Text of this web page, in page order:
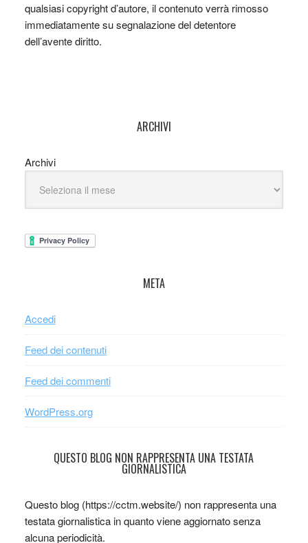
qualsiasi copyright d’autore, il contenuto verrà rimosso
immediatamente su segnalazione del detentore
dell’avente diritto.
ARCHIVI
Archivi
META
Accedi
Feed dei contenuti
Feed dei commenti
WordPress.org
QUESTO BLOG NON RAPPRESENTA UNA TESTATA
GIORNALISTICA
Questo blog (https://cctm.website/) non rappresenta una
testata giornalistica in quanto viene aggiornato senza
alcuna periodicità.